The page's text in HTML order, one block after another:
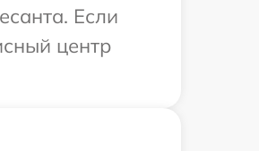
Если
центр